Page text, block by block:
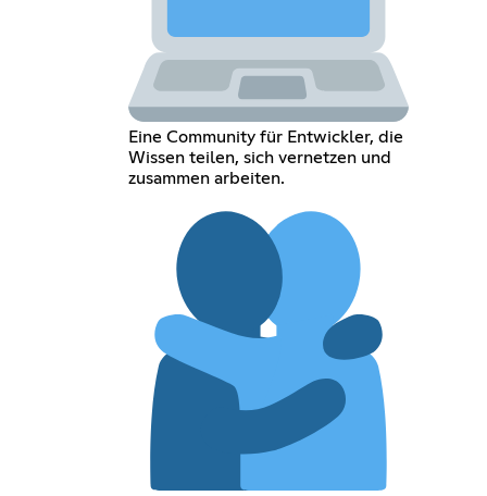
Eine Community für Entwickler, die
Wissen teilen, sich vernetzen und
zusammen arbeiten.